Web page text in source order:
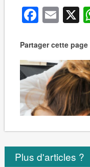
X
Partager cette page
Plus d'articles ?